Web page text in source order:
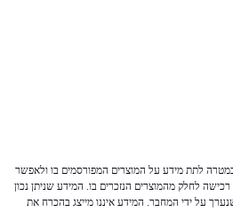
לתת מידע על המוצרים המפורסמים בו ולאפשר
לחלק מהמוצרים הנזכרים בו. המידע שניתן נכון
על ידי המחבר. המידע איננו מייצג בהכרח את